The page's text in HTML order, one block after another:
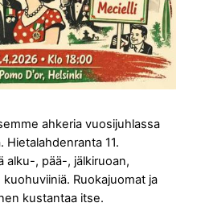
ahkeria vuosijuhlassa
Hietalahdenranta 11.
alku-, pää-, jälkiruoan,
Ruokajuomat ja
kustantaa itse.